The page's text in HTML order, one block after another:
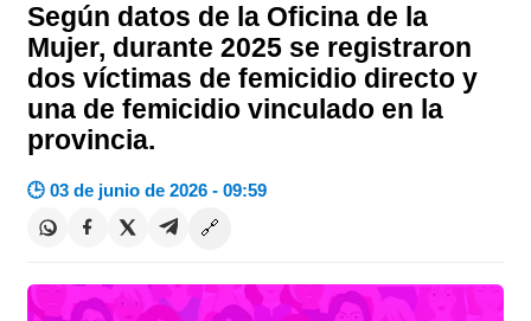
Según datos de la Oficina de la
Mujer, durante 2025 se registraron
dos víctimas de femicidio directo y
una de femicidio vinculado en la
provincia.
🕒 03 de junio de 2026 - 09:59
🔗